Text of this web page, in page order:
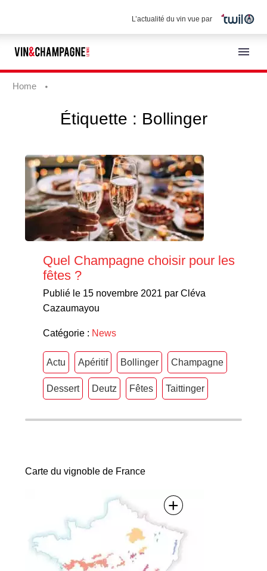
L’actualité du vin vue par
Français
Home
Étiquette : Bollinger
Quel Champagne choisir pour les
fêtes ?
Publié le 15 novembre 2021 par Cléva
Cazaumayou
Catégorie : News
Actu Apéritif Bollinger Champagne
Dessert Deutz Fêtes Taittinger
Carte du vignoble de France
+